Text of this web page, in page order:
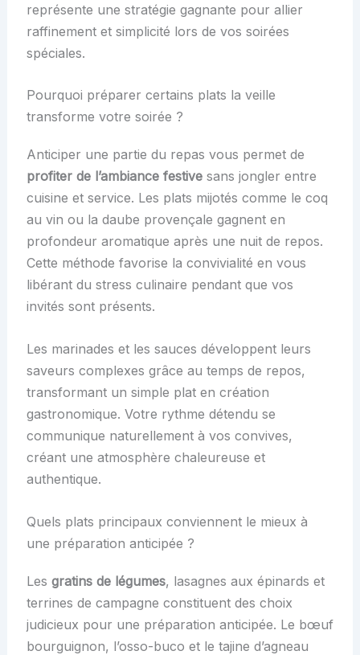
représente une stratégie gagnante pour allier
raffinement et simplicité lors de vos soirées
spéciales.
Pourquoi préparer certains plats la veille
transforme votre soirée ?
Anticiper une partie du repas vous permet de
profiter de l’ambiance festivesans jongler entre
cuisine et service. Les plats mijotés comme le coq
au vin ou la daube provençale gagnent en
profondeur aromatique après une nuit de repos.
Cette méthode favorise la convivialité en vous
libérant du stress culinaire pendant que vos
invités sont présents.
Les marinades et les sauces développent leurs
saveurs complexes grâce au temps de repos,
transformant un simple plat en création
gastronomique. Votre rythme détendu se
communique naturellement à vos convives,
créant une atmosphère chaleureuse et
authentique.
Quels plats principaux conviennent le mieux à
une préparation anticipée ?
Les gratins de légumes, lasagnes aux épinards et
terrines de campagne constituent des choix
judicieux pour une préparation anticipée. Le bœuf
bourguignon, l’osso-buco et le tajine d’agneau